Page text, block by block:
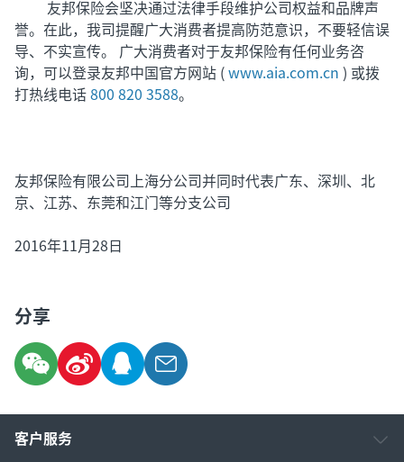
友邦保险会坚决通过法律手段维护公司权益和品牌声
誉。在此，我司提醒广大消费者提高防范意识，不要轻信误
导、不实宣传。 广大消费者对于友邦保险有任何业务咨
询，可以登录友邦中国官方网站 (www.aia.com.cn ) 或拨
打热线电话800 820 3588。
友邦保险有限公司上海分公司并同时代表广东、深圳、北
京、江苏、东莞和江门等分支公司
2016年11月28日
分享
客户服务